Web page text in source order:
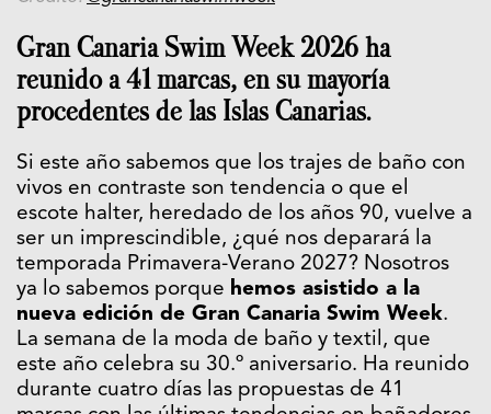
Gran Canaria Swim Week 2026 ha
reunido a 41 marcas, en su mayoría
procedentes de las Islas Canarias.
Si este año sabemos que los trajes de baño con
vivos en contraste son tendencia o que el
escote halter, heredado de los años 90, vuelve a
ser un imprescindible, ¿qué nos deparará la
temporada Primavera-Verano 2027? Nosotros
ya lo sabemos porque hemos asistido a la
nueva edición de Gran Canaria Swim Week.
La semana de la moda de baño y textil, que
este año celebra su 30.º aniversario. Ha reunido
durante cuatro días las propuestas de 41